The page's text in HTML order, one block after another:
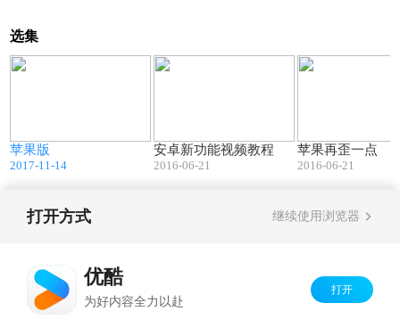
选集
苹果版
2017-11-14
安卓新功能视频教程
2016-06-21
苹果再歪一点
2016-06-21
打开方式 继续使用浏览器
优酷
为好内容全力以赴
打开